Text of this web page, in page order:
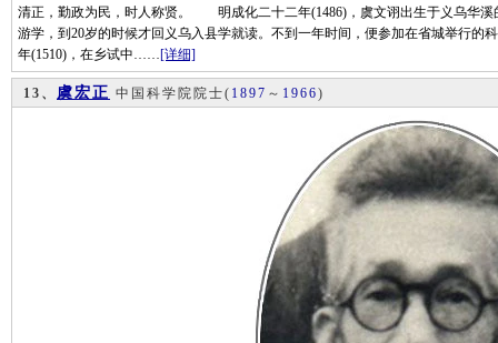
清正，勤政为民，时人称贤。 明成化二十二年(1486)，虞文诩出生于义乌华
游学，到20岁的时候才回义乌入县学就读。不到一年时间，便参加在省城举行的
年(1510)，在乡试中……[详细]
13、 虞宏正 中国科学院院士( 1897 ～ 1966)